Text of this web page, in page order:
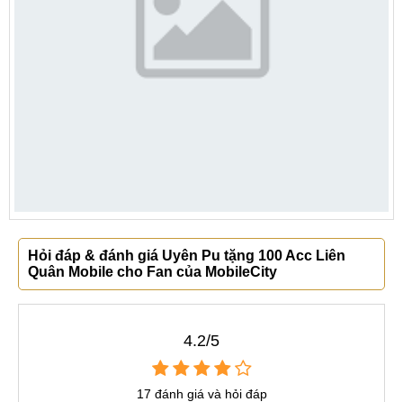
Hỏi đáp & đánh giá Uyên Pu tặng 100 Acc Liên
Quân Mobile cho Fan của MobileCity
4.2/5
17 đánh giá và hỏi đáp